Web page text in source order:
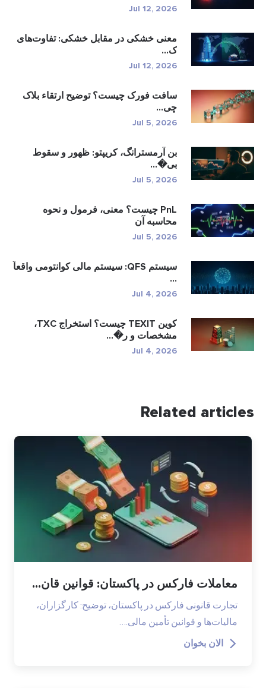
Jul 12, 2026
معنی خشکی در مقابل خشکی: تفاوت‌های
ک...
Jul 12, 2026
سافت فورک چیست؟ توضیح ارتقاء بلاک
چی...
Jul 5, 2026
بن آرمسترانگ، کریپتو: ظهور و سقوط
بی�...
Jul 5, 2026
PnL چیست؟ معنی، فرمول و نحوه
محاسبه آن
Jul 5, 2026
سیستم QFS: سیستم مالی کوانتومی واقعاً
...
Jul 4, 2026
کوین TEXIT چیست؟ استخراج TXC،
مشخصات و ر�...
Jul 4, 2026
Related articles
معاملات فارکس در پاکستان: قوانین قان...
تجارت قانونی فارکس در پاکستان، توضیح: کارگزاران،
مالیات‌ها و قوانین تأمین مالی.…
الان بخوان